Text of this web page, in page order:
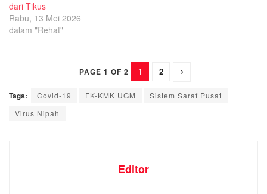
dari Tikus
Rabu, 13 Mei 2026
dalam "Rehat"
PAGE 1 OF 2 1 2
Tags: Covid-19 FK-KMK UGM
Sistem Saraf Pusat
Virus Nipah
Editor